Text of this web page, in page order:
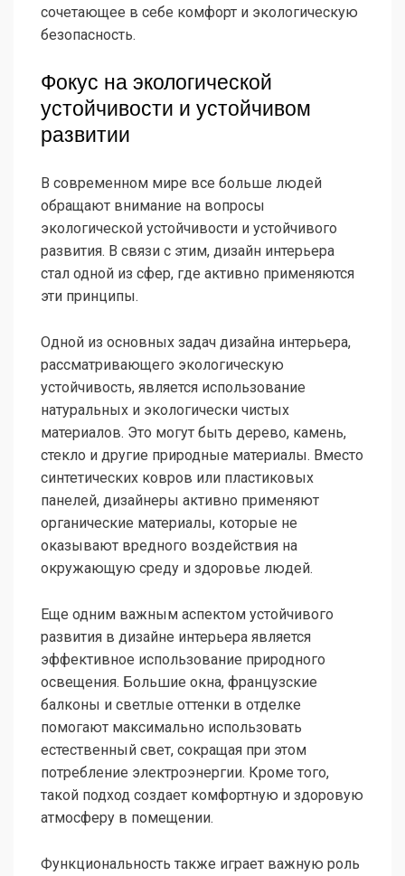
сочетающее в себе комфорт и экологическую
безопасность.
Фокус на экологической
устойчивости и устойчивом
развитии
В современном мире все больше людей
обращают внимание на вопросы
экологической устойчивости и устойчивого
развития. В связи с этим, дизайн интерьера
стал одной из сфер, где активно применяются
эти принципы.
Одной из основных задач дизайна интерьера,
рассматривающего экологическую
устойчивость, является использование
натуральных и экологически чистых
материалов. Это могут быть дерево, камень,
стекло и другие природные материалы. Вместо
синтетических ковров или пластиковых
панелей, дизайнеры активно применяют
органические материалы, которые не
оказывают вредного воздействия на
окружающую среду и здоровье людей.
Еще одним важным аспектом устойчивого
развития в дизайне интерьера является
эффективное использование природного
освещения. Большие окна, французские
балконы и светлые оттенки в отделке
помогают максимально использовать
естественный свет, сокращая при этом
потребление электроэнергии. Кроме того,
такой подход создает комфортную и здоровую
атмосферу в помещении.
Функциональность также играет важную роль